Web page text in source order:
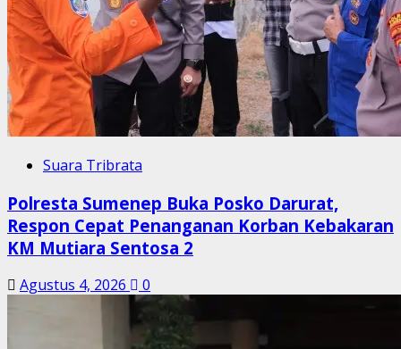
Suara Tribrata
Polresta Sumenep Buka Posko Darurat,
Respon Cepat Penanganan Korban Kebakaran
KM Mutiara Sentosa 2
Agustus 4, 2026 0